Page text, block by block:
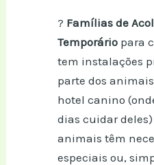
? Famílias de
Temporário para
tem instalações
parte dos
hotel canino
dias cuidar
animais têm
especiais ou,